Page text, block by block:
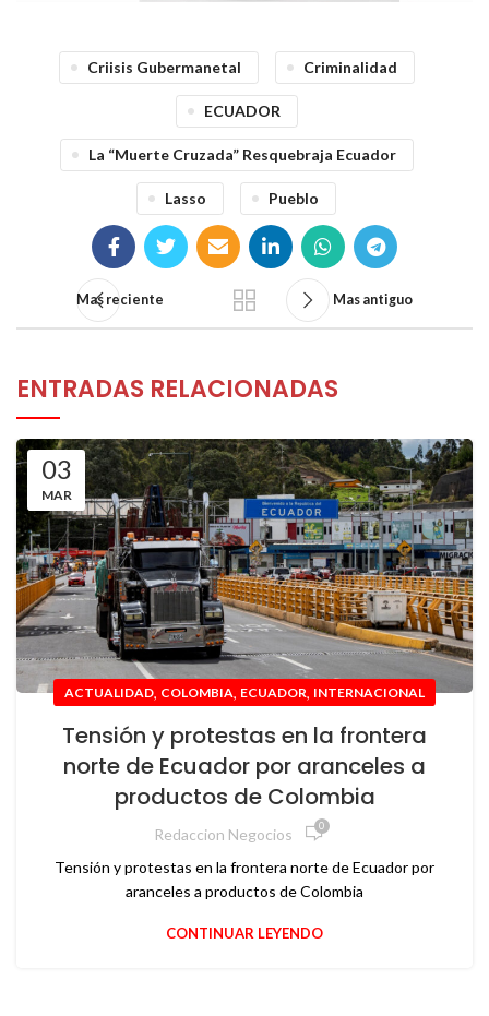
Criisis Gubermanetal Criminalidad
ECUADOR
La “muerte Cruzada” Resquebraja Ecuador
Lasso Pueblo
Mas reciente Mas antiguo
ENTRADAS RELACIONADAS
03
MAR
ACTUALIDAD, COLOMBIA, ECUADOR, INTERNACIONAL
Tensión y protestas en la frontera
norte de Ecuador por aranceles a
productos de Colombia
Redaccion Negocios 0
Tensión y protestas en la frontera norte de Ecuador por
aranceles a productos de Colombia
CONTINUAR LEYENDO